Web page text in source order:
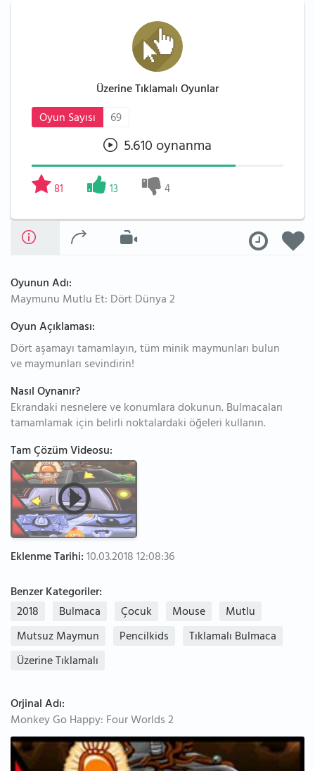
Üzerine Tıklamalı Oyunlar
Oyun Sayısı
69
5.610 oynanma
81 13 4
Oyunun Adı:
Maymunu Mutlu Et: Dört Dünya 2
Oyun Açıklaması:
Dört aşamayı tamamlayın, tüm minik maymunları bulun
ve maymunları sevindirin!
Nasıl Oynanır?
Ekrandaki nesnelere ve konumlara dokunun. Bulmacaları
tamamlamak için belirli noktalardaki öğeleri kullanın.
Tam Çözüm Videosu:
Eklenme Tarihi:10.03.2018 12:08:36
Benzer Kategoriler:
2018
Bulmaca Çocuk Mouse
Mutlu
Mutsuz Maymun
Pencilkids
Tıklamalı Bulmaca
Üzerine Tıklamalı
Orjinal Adı:
Monkey Go Happy: Four Worlds 2